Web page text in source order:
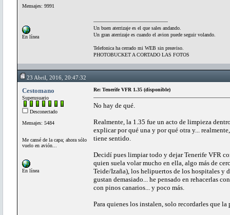
Mensajes: 9991
En línea
Un buen aterrizaje es el que sales andando.
Un gran aterrizaje es cuando el avion puede seguir volando.
Telefonica ha cerrado mi WEB sin preaviso.
PHOTOBUCKET A CORTADO LAS FOTOS
23 Abril, 2016, 20:47:32
Cestomano
Superusuario
Desconectado
Mensajes: 5484
Me cansé de la capa; ahora sólo
vuelo en avión...
En línea
Re: Tenerife VFR 1.35 (disponible)
No hay de qué.
Realmente, la 1.35 fue un acto de limpieza
explicar por qué una y por qué otra y...
tiene sentido.
Decidí pues limpiar todo y dejar Tenerife VFR
quien suela volar mucho en ella, algo más de
Teide/Izaña), los helipuertos de los hospitales y
gustan demasiado... he pensado en rehacerlas
con pinos canarios... y poco más.
Para quienes los instalen, solo recordarles que